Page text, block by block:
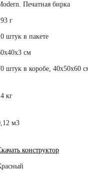
Печатная бирка
г
штук в пакете
см
штук в коробе, 40x50x60
кг
м3
конструктор